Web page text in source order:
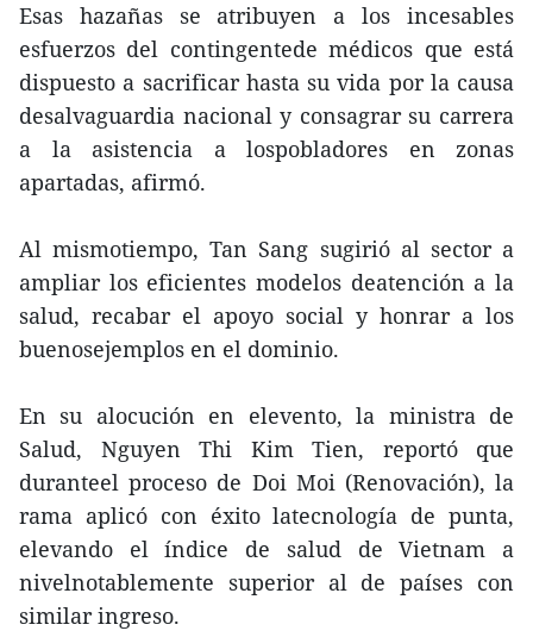
Esas hazañas se atribuyen a los incesables
esfuerzos del contingentede médicos que está
dispuesto a sacrificar hasta su vida por la causa
desalvaguardia nacional y consagrar su carrera
a la asistencia a lospobladores en zonas
apartadas, afirmó.
Al mismotiempo, Tan Sang sugirió al sector a
ampliar los eficientes modelos deatención a la
salud, recabar el apoyo social y honrar a los
buenosejemplos en el dominio.
En su alocución en elevento, la ministra de
Salud, Nguyen Thi Kim Tien, reportó que
duranteel proceso de Doi Moi (Renovación), la
rama aplicó con éxito latecnología de punta,
elevando el índice de salud de Vietnam a
nivelnotablemente superior al de países con
similar ingreso.